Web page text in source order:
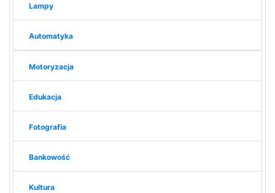
Lampy
Automatyka
Motoryzacja
Edukacja
Fotografia
Bankowość
Kultura